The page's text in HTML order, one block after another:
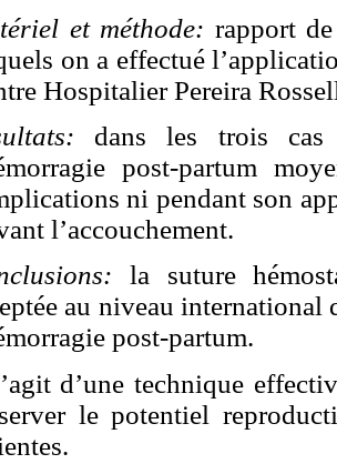
et méthode: rapport
on a effectué
Hospitalier Pereira
dans les trois
post-partum
ni pendant son
l’accouchement.
la suture
au niveau
post-partum.
d’une technique
le potentiel